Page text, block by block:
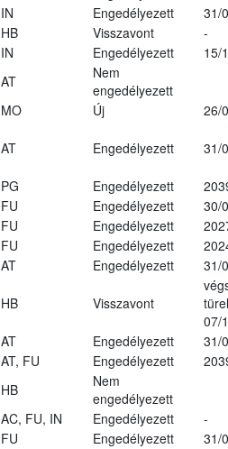
IN Engedélyezett
31/
HB Visszavont
-
IN Engedélyezett
15/
AT
Nem
engedélyezett
MO Új
26/
AT Engedélyezett 31/
PG Engedélyezett
FU Engedélyezett
30/
FU Engedélyezett
FU Engedélyezett
AT Engedélyezett 31/
HB Visszavont
07/
AT Engedélyezett
31/
AT, FU Engedélyezett
HB
Nem
engedélyezett
AC, FU, IN Engedélyezett
-
FU Engedélyezett
31/